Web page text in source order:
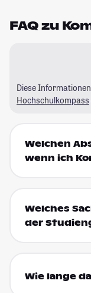
FAQ zu
Diese
Hochschulkompass
Welchen
wenn ich
Welches
der
Wie lange